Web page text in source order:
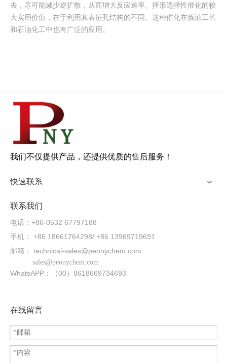
去，尽可能减少逆扩散，从而增大反应速率。择形选择性催化的较
大实用价值，在于利用其表征孔结构的不同。这种催化在炼油工艺
和石油化工中也有广泛的应用。
我们不仅提供产品，还提供优质的售后服务！
快速联系
联系我们
电话：+86-0532 67797188
手机： +86 18661764298/ +86 13969719691
邮箱： technical-sales@peonychem.com
sales@peonychem.com
WhatsAPP：（00）8618669734693
在线留言